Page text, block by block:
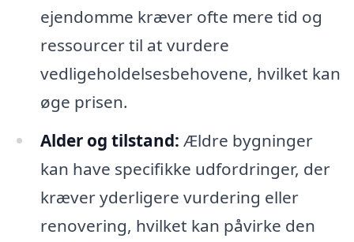
ejendomme kræver ofte mere tid og
ressourcer til at vurdere
vedligeholdelsesbehovene, hvilket kan
øge prisen.
Alder og tilstand: Ældre bygninger
kan have specifikke udfordringer, der
kræver yderligere vurdering eller
renovering, hvilket kan påvirke den